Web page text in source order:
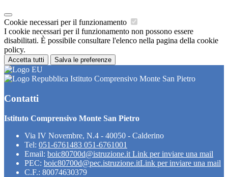
Cookie necessari per il funzionamento
I cookie necessari per il funzionamento non possono essere
disabilitati. È possibile consultare l'elenco nella pagina della cookie
policy.
Accetta tutti Salva le preferenze
Istituto Comprensivo Monte San Pietro
Contatti
Istituto Comprensivo Monte San Pietro
Via IV Novembre, N.4 - 40050 - Calderino
Tel: 051-6761483 051-6761001
Email: boic80700d@istruzione.it Link per inviare una mail
PEC: boic80700d@pec.istruzione.itLink per inviare una mail
C.F.: 80074630379